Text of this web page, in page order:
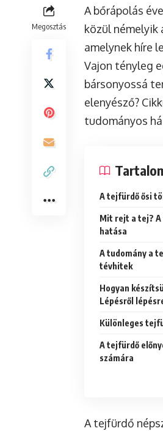
Megosztás
A bőrápolás
közül némelyik
amelynek híre
Vajon tényleg
bársonyossá
elenyésző?
tudományos
A tejfürdő ősi
Mit rejt a tej? A
hatása
A tudomány a
tévhitek
Hogyan
Lépésről
Különleges
A tejfürdő
számára
A tejfürdő